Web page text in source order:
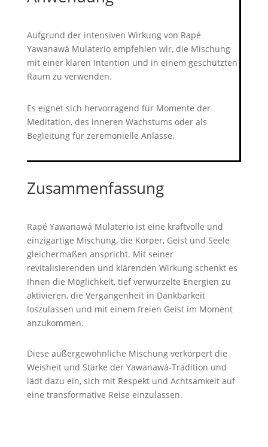
Aufgrund der intensiven Wirkung von Rapé
Yawanawá Mulaterio empfehlen wir, die Mischung
mit einer klaren Intention und in einem geschützten
Raum zu verwenden.
Es eignet sich hervorragend für Momente der
Meditation, des inneren Wachstums oder als
Begleitung für zeremonielle Anlässe.
Zusammenfassung
Rapé Yawanawá Mulaterio ist eine kraftvolle und
einzigartige Mischung, die Körper, Geist und Seele
gleichermaßen anspricht. Mit seiner
revitalisierenden und klärenden Wirkung schenkt es
Ihnen die Möglichkeit, tief verwurzelte Energien zu
aktivieren, die Vergangenheit in Dankbarkeit
loszulassen und mit einem freien Geist im Moment
anzukommen.
Diese außergewöhnliche Mischung verkörpert die
Weisheit und Stärke der Yawanawá-Tradition und
lädt dazu ein, sich mit Respekt und Achtsamkeit auf
eine transformative Reise einzulassen.